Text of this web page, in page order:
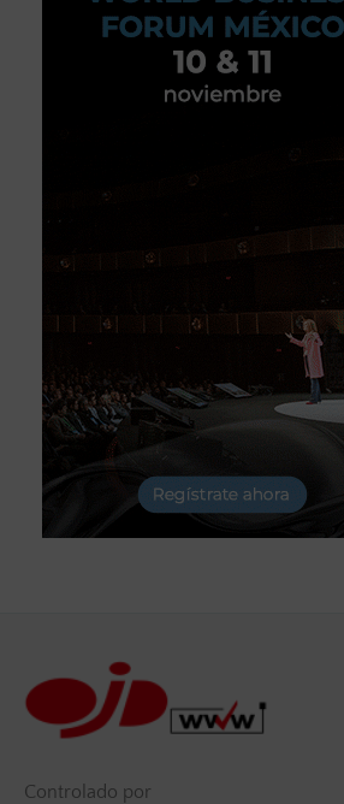
Controlado por